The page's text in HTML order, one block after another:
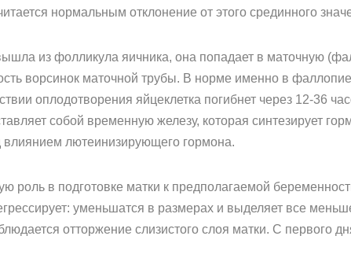
нормальным отклонение от этого срединного
из фолликула яичника, она попадает в маточную
ворсинок маточной трубы. В норме именно в
оплодотворения яйцеклетка погибнет через 12-36
собой временную железу, которая синтезирует
влиянием лютеинизирующего гормона.
роль в подготовке матки к предполагаемой
уменьшатся в размерах и выделяет все
отторжение слизистого слоя матки. С первого